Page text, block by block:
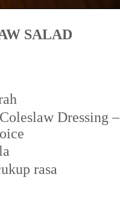
SALAD
Dressing –
rasa